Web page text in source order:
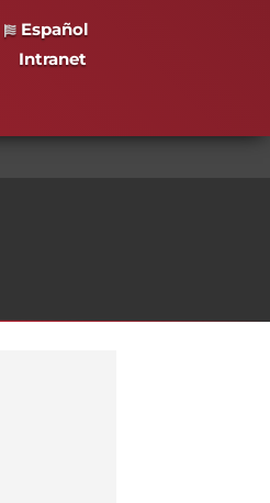
Español
Intranet